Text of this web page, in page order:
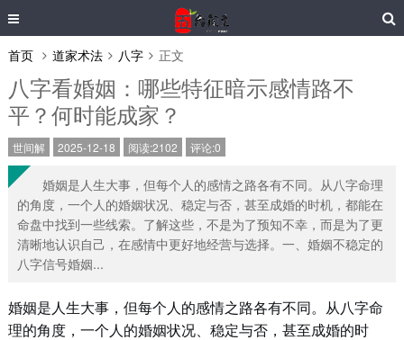
首页 道家术法 八字 正文
八字看婚姻：哪些特征暗示感情路不
平？何时能成家？
世间解 2025-12-18 阅读:2102 评论:0
婚姻是人生大事，但每个人的感情之路各有不同。从八字命理
的角度，一个人的婚姻状况、稳定与否，甚至成婚的时机，都能在
命盘中找到一些线索。了解这些，不是为了预知不幸，而是为了更
清晰地认识自己，在感情中更好地经营与选择。一、婚姻不稳定的
八字信号婚姻...
婚姻是人生大事，但每个人的感情之路各有不同。从八字命
理的角度，一个人的婚姻状况、稳定与否，甚至成婚的时